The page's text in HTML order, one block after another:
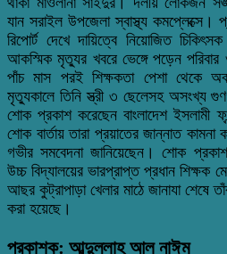
যান সরাইল উপজেলা স্বাস্থ্য কমপ্লেক্সে।
রিপোর্ট দেখে দায়িত্বে নিয়োজিত
আকস্মিক মৃত্যুর খবরে ভেঙ্গে পড়েন
পাঁচ মাস পরই শিক্ষকতা পেশা থেকে
মৃত্যুকালে তিনি স্ত্রী ৩ ছেলেসহ অসংখ্য
শোক প্রকাশ করেছেন বাংলাদেশ ইসলামী
শোক বার্তায় তারা প্রয়াতের জান্নাত
গভীর সমবেদনা জানিয়েছেন। শোক
উচ্চ বিদ্যালয়ের ভারপ্রাপ্ত প্রধান
আছর কুট্রাপাড়া খেলার মাঠে জানাযা শেষে
করা হয়েছে।
প্রকাশক: আব্দুল্লাহ আল নাঈম